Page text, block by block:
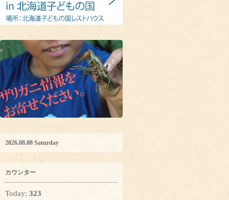
2026.08.08 Saturday
カウンター
Today: 323